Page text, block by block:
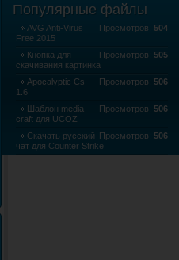
Популярные файлы
Просмотров: 504
AVG Anti-Virus
Free 2015
Просмотров: 505
Кнопка для
скачивания картинка
Просмотров: 506
Apocalyptic Cs
1.6
Просмотров: 506
Шаблон media-
craft для UCOZ
Просмотров: 506
Скачать русский
чат для Counter Strike